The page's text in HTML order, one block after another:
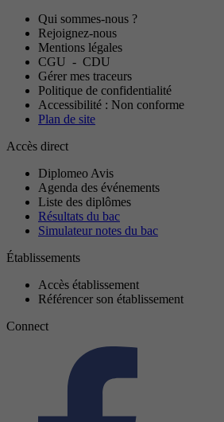
Qui sommes-nous ?
Rejoignez-nous
Mentions légales
CGU - CDU
Gérer mes traceurs
Politique de confidentialité
Accessibilité : Non conforme
Plan de site
Accès direct
Diplomeo Avis
Agenda des événements
Liste des diplômes
Résultats du bac
Simulateur notes du bac
Établissements
Accès établissement
Référencer son établissement
Connect